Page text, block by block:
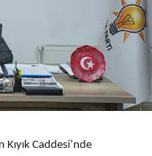
Caddesi’nde